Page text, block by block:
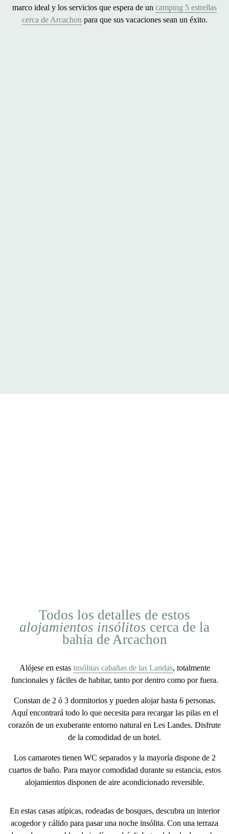
marco ideal y los servicios que espera de un camping 5 estrellas
cerca de Arcachon para que sus vacaciones sean un éxito.
Todos los detalles de estos
alojamientos insólitos cerca de la
bahía de Arcachon
Alójese en estas insólitas cabañas de las Landas, totalmente
funcionales y fáciles de habitar, tanto por dentro como por fuera.
Constan de 2 ó 3 dormitoriosy pueden alojarhasta 6 personas.
Aquí encontrará todo lo que necesita para recargar las pilas en el
corazón de un exuberante entorno natural en Les Landes. Disfrute
de la comodidad de un hotel.
Los camarotes tienen WC separados y la mayoría dispone de 2
cuartos de baño. Para mayor comodidad durante su estancia, estos
alojamientos disponen de aire acondicionado reversible.
En estas casas atípicas, rodeadas de bosques, descubra un interior
acogedor y cálido para pasar una noche insólita. Con una terraza